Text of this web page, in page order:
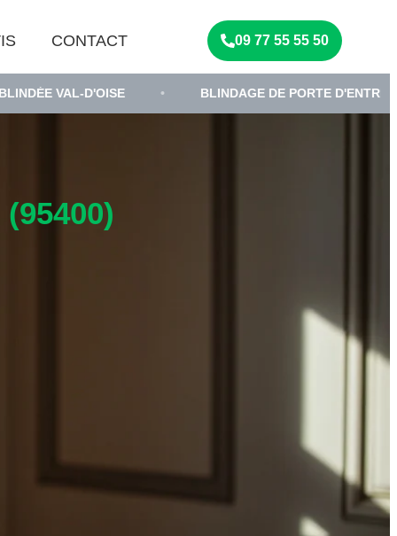
CONTACT 09 77 55 55 50
D'OISE • BLINDAGE DE PORTE D'ENTRÉE •